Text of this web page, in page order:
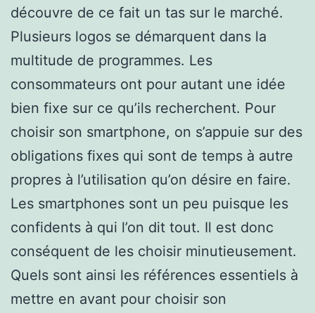
découvre de ce fait un tas sur le marché.
Plusieurs logos se démarquent dans la
multitude de programmes. Les
consommateurs ont pour autant une idée
bien fixe sur ce qu’ils recherchent. Pour
choisir son smartphone, on s’appuie sur des
obligations fixes qui sont de temps à autre
propres à l’utilisation qu’on désire en faire.
Les smartphones sont un peu puisque les
confidents à qui l’on dit tout. Il est donc
conséquent de les choisir minutieusement.
Quels sont ainsi les références essentiels à
mettre en avant pour choisir son